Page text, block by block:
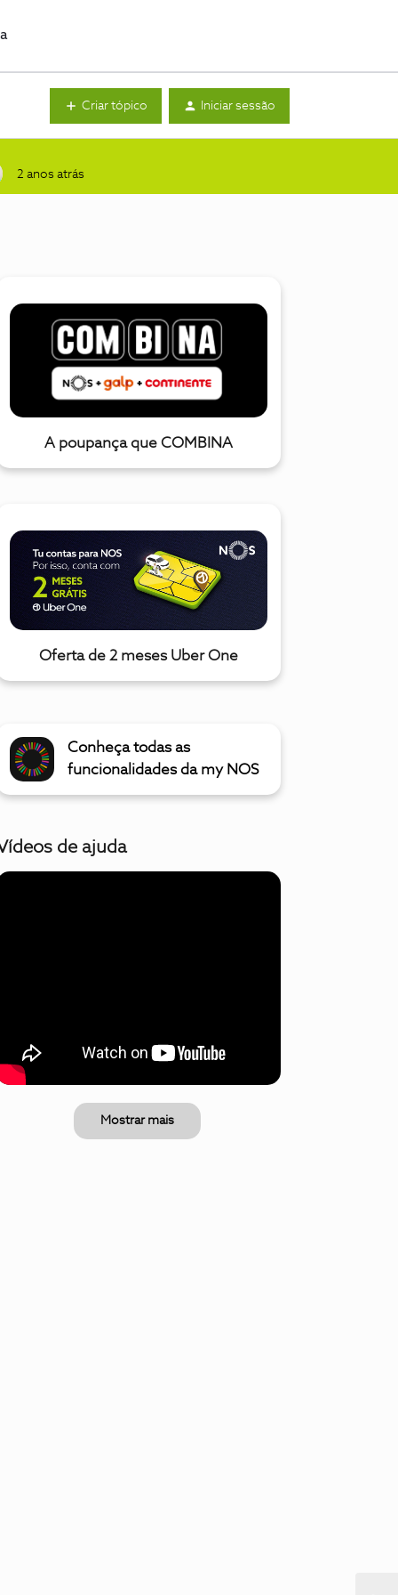
Criar tópico Iniciar sessão
2 anos atrás
A poupança que COMBINA
Oferta de 2 meses Uber One
Conheça todas as
funcionalidades da my NOS
de ajuda
Mostrar mais